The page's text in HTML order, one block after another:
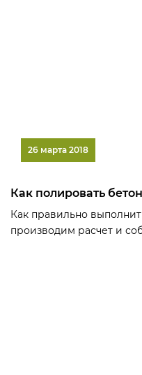
26 марта 2018
Как полировать бетон
Как правильно
производим расчет и